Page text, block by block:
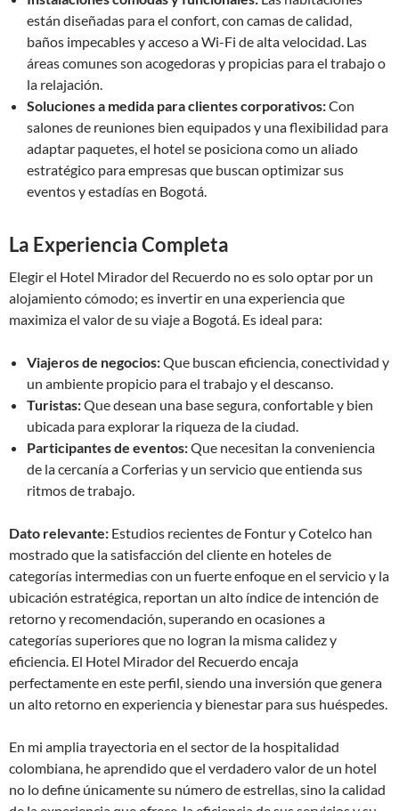
están diseñadas para el confort, con camas de calidad,
baños impecables y acceso a Wi-Fi de alta velocidad. Las
áreas comunes son acogedoras y propicias para el trabajo o
la relajación.
Soluciones a medida para clientes corporativos:Con
salones de reuniones bien equipados y una flexibilidad para
adaptar paquetes, el hotel se posiciona como un aliado
estratégico para empresas que buscan optimizar sus
eventos y estadías en Bogotá.
La Experiencia Completa
Elegir el Hotel Mirador del Recuerdo no es solo optar por un
alojamiento cómodo; es invertir en una experiencia que
maximiza el valor de su viaje a Bogotá. Es ideal para:
Viajeros de negocios:Que buscan eficiencia, conectividad y
un ambiente propicio para el trabajo y el descanso.
Turistas:Que desean una base segura, confortable y bien
ubicada para explorar la riqueza de la ciudad.
Participantes de eventos:Que necesitan la conveniencia
de la cercanía a Corferias y un servicio que entienda sus
ritmos de trabajo.
Dato relevante: Estudios recientes de Fontur y Cotelco han
mostrado que la satisfacción del cliente en hoteles de
categorías intermedias con un fuerte enfoque en el servicio y la
ubicación estratégica, reportan un alto índice de intención de
retorno y recomendación, superando en ocasiones a
categorías superiores que no logran la misma calidez y
eficiencia. El Hotel Mirador del Recuerdo encaja
perfectamente en este perfil, siendo una inversión que genera
un alto retorno en experiencia y bienestar para sus huéspedes.
En mi amplia trayectoria en el sector de la hospitalidad
colombiana, he aprendido que el verdadero valor de un hotel
no lo define únicamente su número de estrellas, sino la calidad